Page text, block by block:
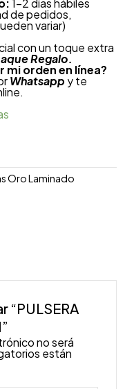
de pedidos,
variar)
con un toque extra
Regalo.
mi orden en línea?
Whatsapp y te
Oro Laminado
“PULSERA
no será
están